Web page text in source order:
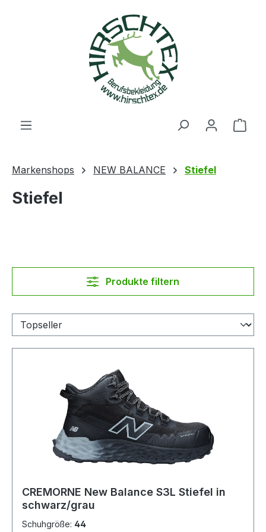
Markenshops NEW BALANCE Stiefel
Stiefel
Produkte filtern
CREMORNE New Balance S3L Stiefel in
schwarz/grau
Schuhgröße: 44